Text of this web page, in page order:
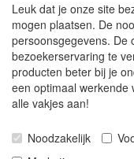
Over ons.
Privacyverklaring
Microschroeven.nl
/ Kvk nr. 08205825
Leuk dat je onze site
mogen plaatsen. De
persoonsgegevens. De
bezoekerservaring te
producten beter bij je
een optimaal werkende
alle vakjes aan!
Noodzakelijk